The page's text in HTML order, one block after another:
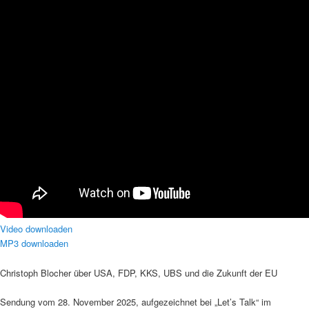
Video downloaden
MP3 downloaden
Christoph Blocher über USA, FDP, KKS, UBS und die Zukunft der EU
Sendung vom 28. November 2025, aufgezeichnet bei „Let’s Talk“ im